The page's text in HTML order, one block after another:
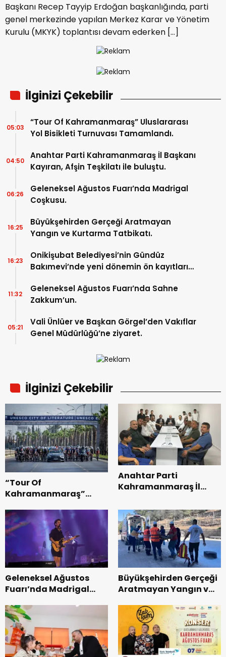
Başkanı Recep Tayyip Erdoğan başkanlığında, parti
genel merkezinde yapılan Merkez Karar ve Yönetim
Kurulu (MKYK) toplantısı devam ederken […]
İlginizi Çekebilir
“Tour Of Kahramanmaraş” Uluslararası
Yol Bisikleti Turnuvası Tamamlandı.
05:03
Anahtar Parti Kahramanmaraş İl Başkanı
Kayıran, Afşin Teşkilatı ile buluştu.
04:50
Geleneksel Ağustos Fuarı’nda Madrigal
Coşkusu.
06:26
Büyükşehirden Gerçeği Aratmayan
Yangın ve Kurtarma Tatbikatı.
16:25
Onikişubat Belediyesi’nin Gündüz
Bakımevi’nde yeni dönemin ön kayıtları
16:23
Geleneksel Ağustos Fuarı’nda Sahne
Zakkum’un.
11:32
Vali Ünlüer ve Başkan Görgel’den Vakıflar
Genel Müdürlüğü’ne ziyaret.
05:21
İlginizi Çekebilir
“Tour Of
Kahramanmaraş”
Bisikleti Turnuvası
Tamamlandı.
Anahtar Parti
Kahramanmaraş İl
Teşkilatı ile buluştu.
Geleneksel Ağustos
Fuarı’nda Madrigal
Büyükşehirden Gerçeği
Aratmayan Yangın ve